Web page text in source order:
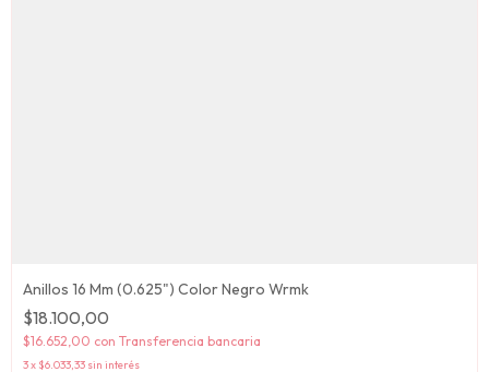
Anillos 16 Mm (0.625") Color Negro Wrmk
$18.100,00
$16.652,00 con Transferencia bancaria
3x $6.033,33 sin interés